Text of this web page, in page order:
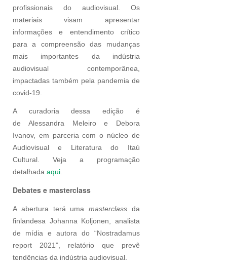
profissionais do audiovisual. Os
materiais visam apresentar
informações e entendimento crítico
para a compreensão das mudanças
mais importantes da indústria
audiovisual contemporânea,
impactadas também pela pandemia de
covid-19.
A curadoria dessa edição é
de Alessandra Meleiro e Debora
Ivanov, em parceria com o núcleo de
Audiovisual e Literatura do Itaú
Cultural. Veja a programação
detalhada aqui
Debates e masterclass
A abertura terá umamasterclass da
finlandesa Johanna Koljonen, analista
de mídia e autora do “Nostradamus
report 2021”, relatório que prevê
tendências da indústria audiovisual.